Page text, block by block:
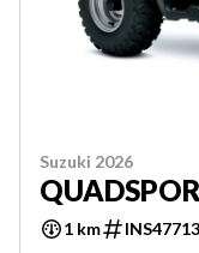
Suzuki 2026
1 km INS47713